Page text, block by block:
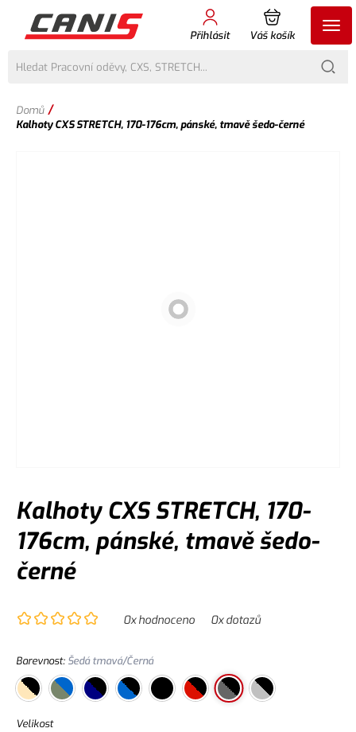
Přihlásit Váš košík
Domů /
Kalhoty CXS STRETCH, 170-176cm, pánské, tmavě šedo-černé
Kalhoty CXS STRETCH, 170-
176cm, pánské, tmavě šedo-
černé
0x hodnoceno 0x dotazů
Barevnost: Šedá tmavá/Černá
Velikost